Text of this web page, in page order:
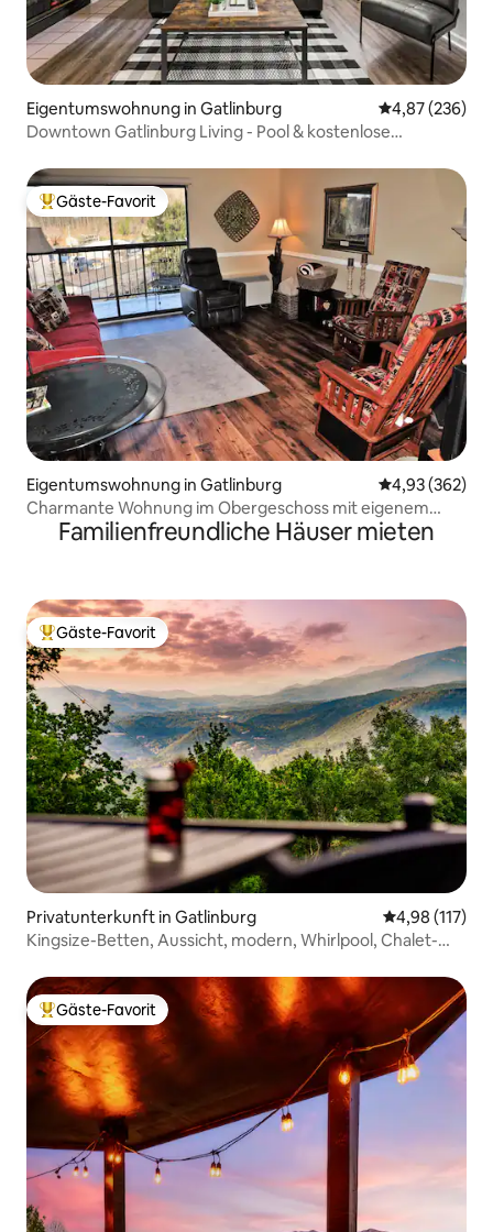
Eigentumswohnung in Gatlinburg
4,87 (236)
Downtown Gatlinburg Living - Pool & kostenlose
Beliebter Gäste-Favorit.
Gäste-Favorit
Eigentumswohnung in Gatlinburg
4,93 (362)
Charmante Wohnung im Obergeschoss mit eigenem
BalkonFamilienfreundliche Häuser mieten
Beliebter Gäste-Favorit.
Gäste-Favorit
Privatunterkunft in Gatlinburg
4,98 (117)
Kingsize-Betten, Aussicht, modern, Whirlpool, Chalet-
Beliebter Gäste-Favorit.
Gäste-Favorit